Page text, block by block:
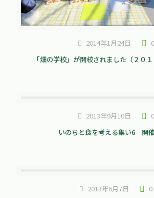
2014年1月24日
0
「畑の学校」が開校されました（２０
2013年9月10日
0
いのちと食を考える集い6 開
2013年6月7日 0